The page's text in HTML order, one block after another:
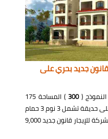
قانون جديد بحري على
(
300
) المساحة 175
غير متاح و قبلي و بحري تطل على حديقة تشمل 3 نوم 3 حمام
3 بلكونة بالطابق السادس تشطيب الشركة للإيجار قانون جديد 9,000